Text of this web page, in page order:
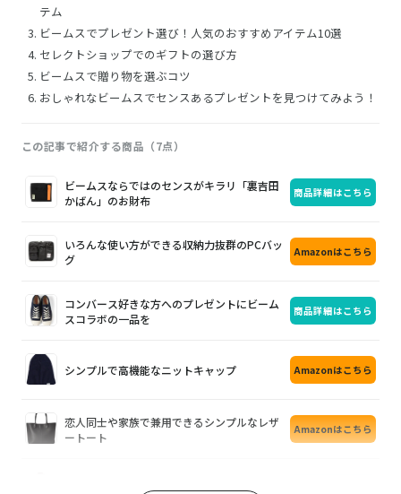
テム
ビームスでプレゼント選び！人気のおすすめアイテム10選
セレクトショップでのギフトの選び方
ビームスで贈り物を選ぶコツ
おしゃれなビームスでセンスあるプレゼントを見つけてみよう！
この記事で紹介する商品（7点）
像品入
ビームスならではのセンスがキラリ「裏吉田
かばん」のお財布
商品詳細はこちら
いろんな使い方ができる収納力抜群のPCバッ
グ
Amazonはこちら
コンバース好きな方へのプレゼントにビーム
スコラボの一品を
商品詳細はこちら
シンプルで高機能なニットキャップ Amazonはこちら
恋人同士や家族で兼用できるシンプルなレザ
ートート
Amazonはこちら